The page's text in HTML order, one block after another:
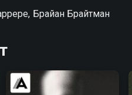
Брайан Брайтман